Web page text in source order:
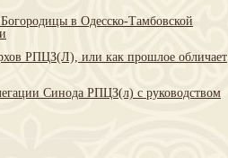
в Одесско-Тамбовской
РПЦЗ(Л), или как прошлое обличает
Синода РПЦЗ(л) с руководством